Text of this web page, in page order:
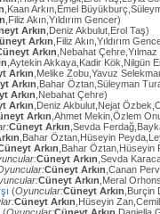
,Kaan Arkın,Emel
,Filiz Akın,Yıldırım Gencer)
Arkın ,Deniz Akbulut,Erol Taş)
Arkın ,Filiz Akın,Yıldırım
Arkın ,Nebahat
,Aytekin Akkaya,Kadir Kök,Nilgün
Arkın ,Melike Zobu,Yavuz
Arkın ,Bahar Öztan,Süleyman
Arkın ,Nebahat Çehre)
Arkın ,Deniz Akbulut,Nejat
Arkın ,Ahmet Mekin,Özlem
Cüneyt Arkın ,Sevda
,Bahar Öztan,Hüseyin
Arkın ,Bahar Öztan,Hüseyin
Cüneyt Arkın ,Sevda
Cüneyt Arkın ,Canan
Cüneyt Arkın ,Meral
(Oyuncular:Cüneyt Arkın ,Burçin
Cüneyt Arkın ,Hüseyin